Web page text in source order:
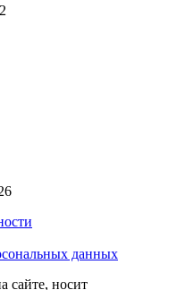
данных
сайте, носит